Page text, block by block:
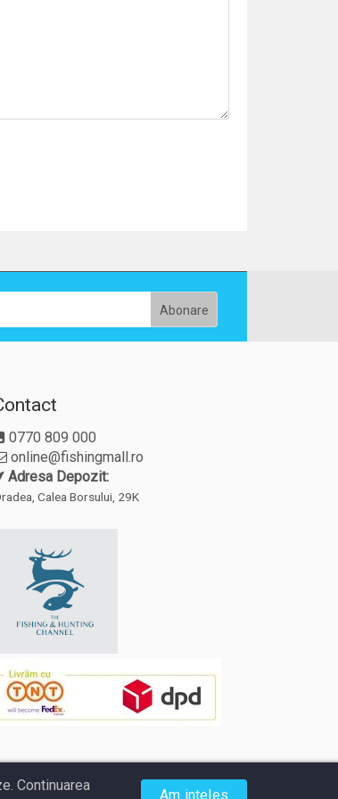
0770 809 000
online@fishingmall.ro
Adresa Depozit:
Calea Borsului, 29K
Continuarea
Am inteles